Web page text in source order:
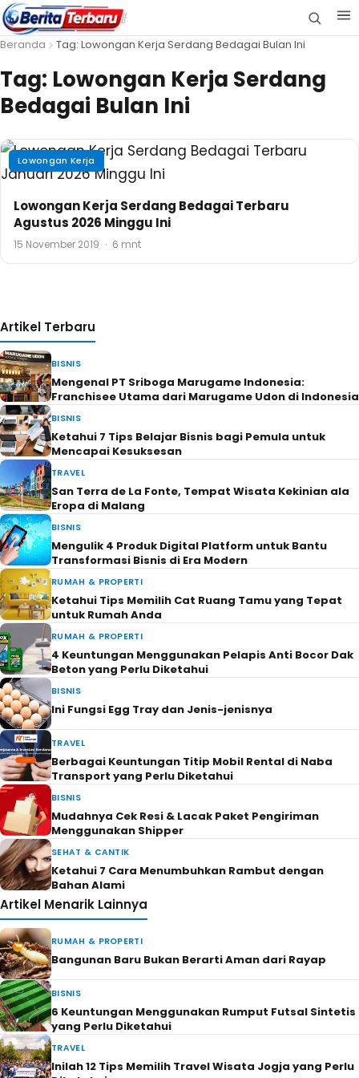
Beranda Tag: Lowongan Kerja Serdang Bedagai Bulan Ini
Tag: Lowongan Kerja Serdang
Bedagai Bulan Ini
Lowongan Kerja
Lowongan Kerja Serdang Bedagai Terbaru
Agustus 2026 Minggu Ini
15 November 2019 · 6 mnt
Artikel Terbaru
BISNIS
Mengenal PT Sriboga Marugame Indonesia:
Franchisee Utama dari Marugame Udon di Indonesia
BISNIS
Ketahui 7 Tips Belajar Bisnis bagi Pemula untuk
Mencapai Kesuksesan
TRAVEL
San Terra de La Fonte, Tempat Wisata Kekinian ala
Eropa di Malang
BISNIS
Mengulik 4 Produk Digital Platform untuk Bantu
Transformasi Bisnis di Era Modern
RUMAH & PROPERTI
Ketahui Tips Memilih Cat Ruang Tamu yang Tepat
untuk Rumah Anda
RUMAH & PROPERTI
4 Keuntungan Menggunakan Pelapis Anti Bocor Dak
Beton yang Perlu Diketahui
BISNIS
Ini Fungsi Egg Tray dan Jenis-jenisnya
TRAVEL
Berbagai Keuntungan Titip Mobil Rental di Naba
Transport yang Perlu Diketahui
BISNIS
Mudahnya Cek Resi & Lacak Paket Pengiriman
Menggunakan Shipper
SEHAT & CANTIK
Ketahui 7 Cara Menumbuhkan Rambut dengan
Bahan Alami
Artikel Menarik Lainnya
RUMAH & PROPERTI
Bangunan Baru Bukan Berarti Aman dari Rayap
BISNIS
6 Keuntungan Menggunakan Rumput Futsal Sintetis
yang Perlu Diketahui
TRAVEL
Inilah 12 Tips Memilih Travel Wisata Jogja yang Perlu